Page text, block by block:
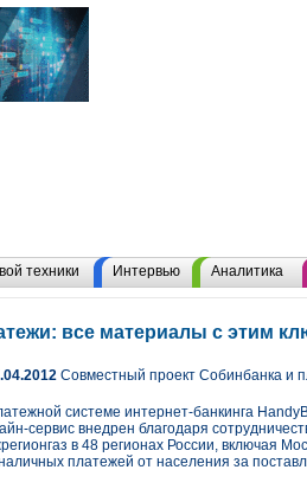
техники Интервью Аналитика
все материалы с этим
Совместный проект Собинбанка и
системе интернет-банкинга
сервис внедрен благодаря
в 48 регионах России, включая
платежей от населения за